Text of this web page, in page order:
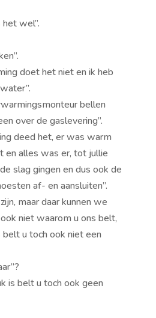
wel”.
doet het niet en ik heb
bellen
over de gaslevering”.
deed het, er was warm
en alles was er, tot jullie
slag gingen en dus ook de
af- en aansluiten”.
maar daar kunnen we
niet waarom u ons belt,
u toch ook niet een
is belt u toch ook geen